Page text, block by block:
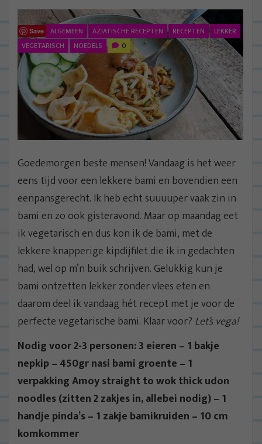
Save ALGEMEEN AZIATISCHE RECEPTEN RECEPTEN
LEKKER
VEGETARISCH
NOEDELS 0
Goedemorgen beste mensen! Vandaag is het weer
eens tijd voor een lekkere bami en bovendien een
eenpansgerecht. Ik heb echt suuuuper vaak zin in
bami en zo ook gisteravond. Maar op maandag eet
ik vegetarisch en dus kon ik de bami, met de
lekkere knapperige kipdijfilet die ik in gedachten
had, wel op m’n buik schrijven. Gelukkig kun je
bami ontzetten lekker zonder vlees eten en
daarom deel ik vandaag hét recept met je voor de
perfecte vegetarische bami. Klaar voor? Let’s vega!
Nodig voor 2-3 personen: 3 eieren – 1 bakje
nepkip – 450gr nasi bami groente – 1
verpakking Amoy straight to wok thick udon
noodles (zitten 2 zakjes in, allebei nodig) – 1
handje pinda’s – 1 zakje bamikruiden – 10 cm
komkommer